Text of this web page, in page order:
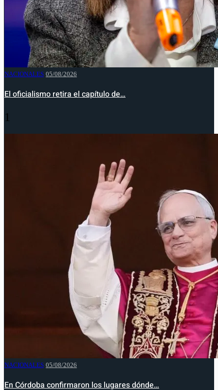
NACIONALES 05/08/2026
El oficialismo retira el capítulo de…
1
NACIONALES 05/08/2026
En Córdoba confirmaron los lugares dónde…